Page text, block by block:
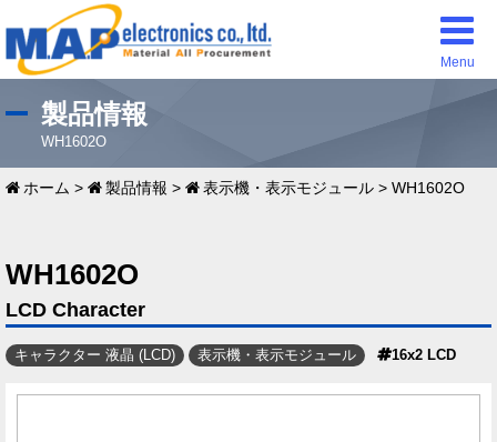
Menu
製品情報
WH1602O
ホーム > 製品情報 > 表示機・表示モジュール > WH1602O
WH1602O
LCD Character
キャラクター 液晶 (LCD) 表示機・表示モジュール 16x2 LCD